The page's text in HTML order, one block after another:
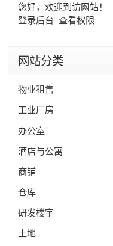
您好，欢迎到访网站！
登录后台 查看权限
网站分类
物业租售
工业厂房
办公室
酒店与公寓
商铺
仓库
研发楼宇
土地